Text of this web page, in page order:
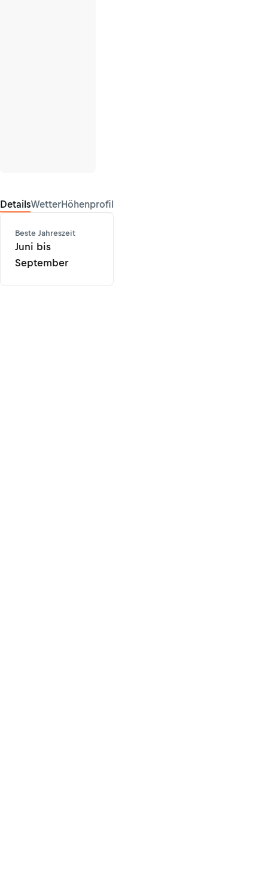
DetailsWetterHöhenprofil
Beste Jahreszeit
Juni bis
September